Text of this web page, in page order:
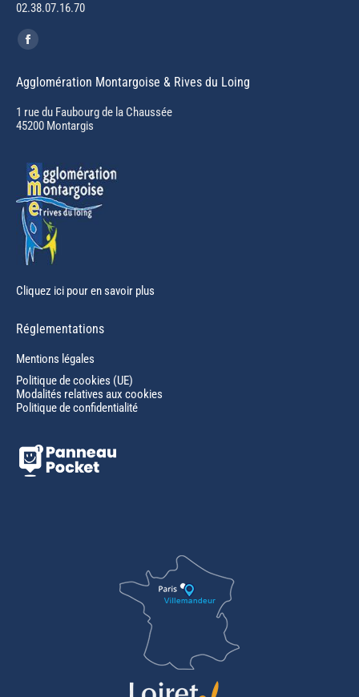
02.38.07.16.70
Trouvez nous sur :
Facebook
opens
in
new
Agglomération Montargoise & Rives du Loing
1 rue du Faubourg de la Chaussée
45200 Montargis
Cliquez ici pour en savoir plus
Réglementations
Mentions légales
Politique de cookies (UE)
Modalités relatives aux cookies
Politique de confidentialité